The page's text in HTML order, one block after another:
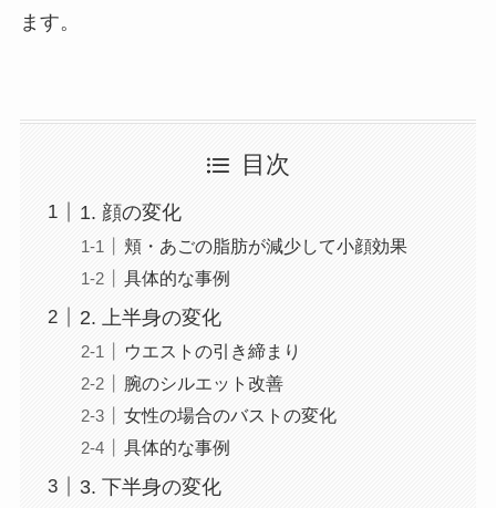
ます。
目次
1. 顔の変化
頬・あごの脂肪が減少して小顔効果
具体的な事例
2. 上半身の変化
ウエストの引き締まり
腕のシルエット改善
女性の場合のバストの変化
具体的な事例
3. 下半身の変化